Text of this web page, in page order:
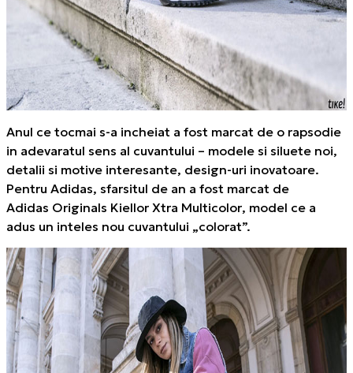
Anul ce tocmai s-a incheiat a fost marcat de o rapsodie
in adevaratul sens al cuvantului – modele si siluete noi,
detalii si motive interesante, design-uri inovatoare.
Pentru Adidas, sfarsitul de an a fost marcat de
Adidas Originals Kiellor Xtra Multicolor, model ce a
adus un inteles nou cuvantului „colorat”.